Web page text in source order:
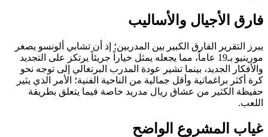
فارق الأجيال والأساليب
يبرز التقرير الفارق الكبير بين المدربين؛ إذ أن تشابي ألونسو يصغر
مورينيو بـ19 عاماً، مما يجعله يمثل خياراً جريئاً يرتكز على التجديد
والأفكار الجديد، بينما تشير عودة المدرب البرتغالي إلى توجه نحو
كرة أكثر براغماتية وأقل جمالية من الناحية الفنية؛ الأمر الذي يثير
حفيظة الكثير من عشاق ريال مدريد خاصة فيما يتعلق بطريقة
اللعب.
غياب المشروع الواضح